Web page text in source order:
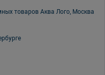
товаров Аква Лого, Москва